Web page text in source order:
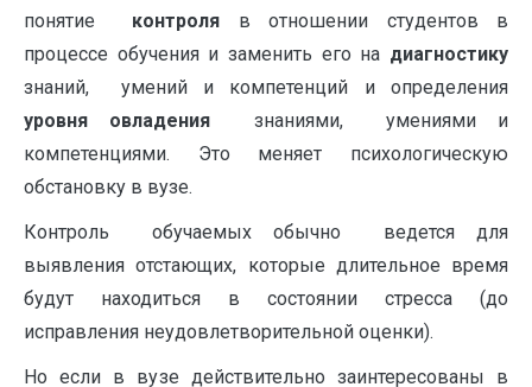
понятие контроля в отношении студентов в
процессе обучения и заменить его на диагностику
знаний, умений и компетенций и определения
уровня овладения знаниями, умениями и
компетенциями. Это меняет психологическую
обстановку в вузе.
Контроль обучаемых обычно ведется для
выявления отстающих, которые длительное время
будут находиться в состоянии стресса (до
исправления неудовлетворительной оценки).
Но если в вузе действительно заинтересованы в